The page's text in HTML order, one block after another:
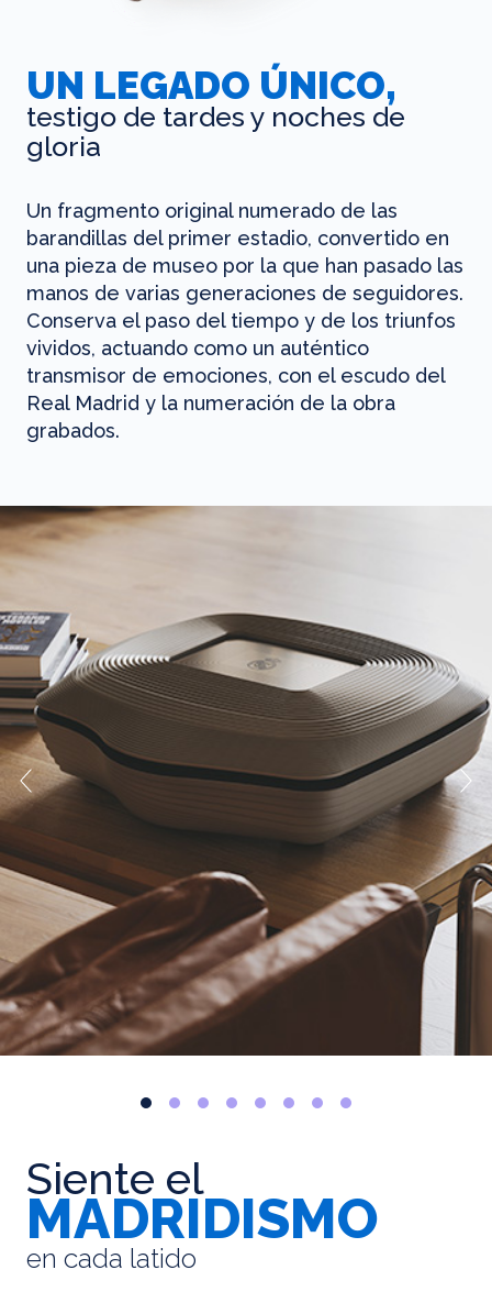
UN LEGADO ÚNICO,
testigo de tardes y noches de
gloria
Un fragmento original numerado de las
barandillas del primer estadio, convertido en
una pieza de museo por la que han pasado las
manos de varias generaciones de seguidores.
Conserva el paso del tiempo y de los triunfos
vividos, actuando como un auténtico
transmisor de emociones, con el escudo del
Real Madrid y la numeración de la obra
grabados.
Siente el
MADRIDISMO
en cada latido